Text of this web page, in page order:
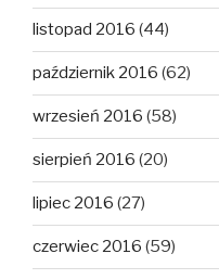
listopad 2016 (44)
październik 2016 (62)
wrzesień 2016 (58)
sierpień 2016 (20)
lipiec 2016 (27)
czerwiec 2016 (59)